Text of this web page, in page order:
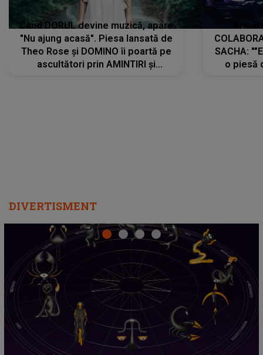
Când DORUL devine muzică, apare
"Nu ajung acasă". Piesa lansată de
Theo Rose și DOMINO îi poartă pe
ascultători prin AMINTIRI și
SACHA:
o piesă
DIVERTISMENT